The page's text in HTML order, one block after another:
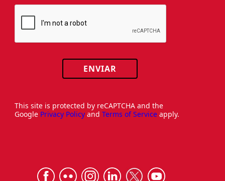
ENVIAR
This site is protected by reCAPTCHA and the
Google Privacy Policy and Terms of Service apply.